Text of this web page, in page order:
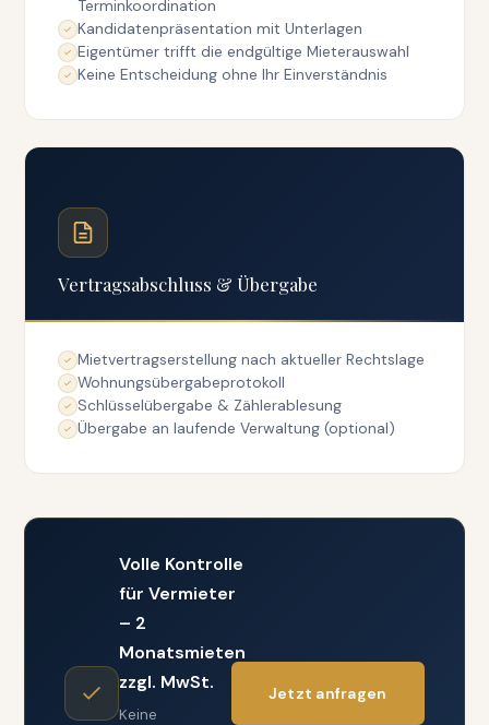
Terminkoordination
Kandidatenpräsentation mit Unterlagen
Eigentümer trifft die endgültige Mieterauswahl
Keine Entscheidung ohne Ihr Einverständnis
Vertragsabschluss & Übergabe
Mietvertragserstellung nach aktueller Rechtslage
Wohnungsübergabeprotokoll
Schlüsselübergabe & Zählerablesung
Übergabe an laufende Verwaltung (optional)
Volle Kontrolle
für Vermieter
– 2
Monatsmieten
zzgl. MwSt.
Keine
Jetzt anfragen